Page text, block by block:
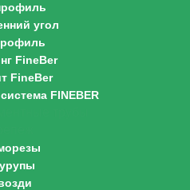
угол
FineBer
FineBer
FINEBER